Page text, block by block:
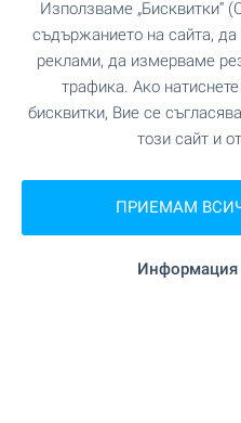
комплекс AMur
гамата жилищни
Изберете между
на атрактивни цени!
Без комисионна!
Използваме „Бисквитки“
съдържанието на сайта,
реклами, да измерваме
трафика. Ако
бисквитки, Вие се
този сайт и
ПРИЕМАМ
Информация